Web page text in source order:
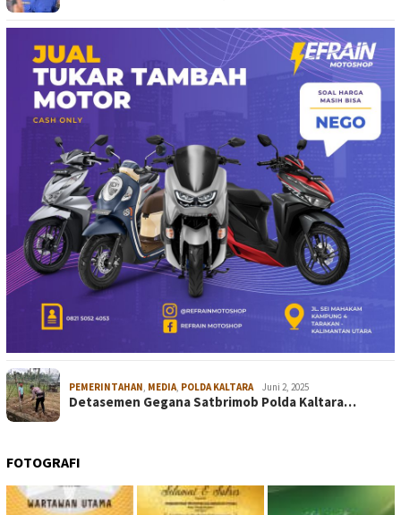
PEMERINTAHAN, MEDIA, POLDA KALTARA Juni 2, 2025
Detasemen Gegana Satbrimob Polda Kaltara…
FOTOGRAFI